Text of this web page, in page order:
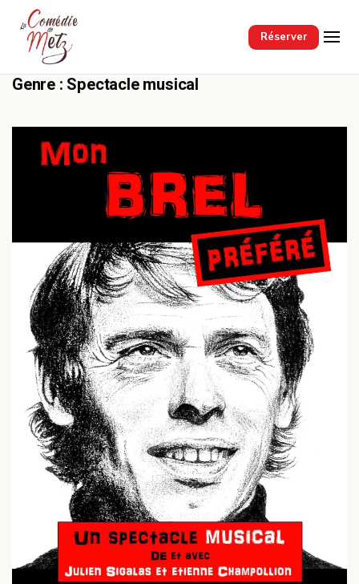
Réserver
Passer au contenu principal
Genre : Spectacle musical